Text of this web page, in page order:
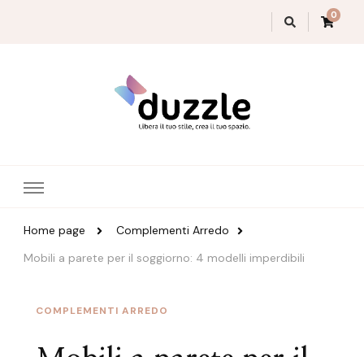
0
Home page
Complementi Arredo
Mobili a parete per il soggiorno: 4 modelli imperdibili
COMPLEMENTI ARREDO